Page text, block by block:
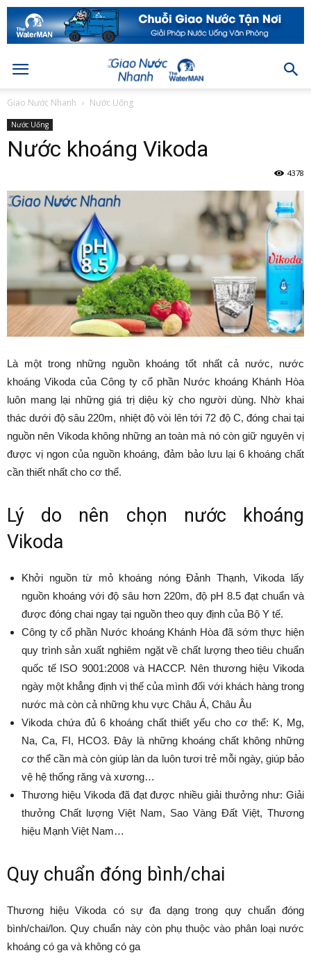
Giao Nước Nhanh Nước Uống
Nước Uống
Nước khoáng Vikoda
4378
Là một trong những nguồn khoáng tốt nhất cả nước, nước
khoáng Vikoda của Công ty cổ phần Nước khoáng Khánh Hòa
luôn mang lại những giá trị diệu kỳ cho người dùng. Nhờ khai
thác dưới độ sâu 220m, nhiệt độ vòi lên tới 72 độ C, đóng chai tại
nguồn nên Vikoda không những an toàn mà nó còn giữ nguyên vị
được vị ngon của nguồn khoáng, đảm bảo lưu lại 6 khoáng chất
cần thiết nhất cho cơ thể.
Lý do nên chọn nước khoáng
Vikoda
Khởi nguồn từ mỏ khoáng nóng Đảnh Thạnh, Vikoda lấy
nguồn khoáng với độ sâu hơn 220m, độ pH 8.5 đạt chuẩn và
được đóng chai ngay tại nguồn theo quy định của Bộ Y tế.
Công ty cổ phần Nước khoáng Khánh Hòa đã sớm thực hiện
quy trình sản xuất nghiêm ngặt về chất lượng theo tiêu chuẩn
quốc tế ISO 9001:2008 và HACCP. Nên thương hiệu Vikoda
ngày một khẳng định vị thế của mình đối với khách hàng trong
nước mà còn cả những khu vực Châu Á, Châu Âu
Vikoda chứa đủ 6 khoáng chất thiết yếu cho cơ thể: K, Mg,
Na, Ca, FI, HCO3. Đây là những khoáng chất không những
cơ thể cần mà còn giúp làn da luôn tươi trẻ mỗi ngày, giúp bảo
vệ hệ thống răng và xương…
Thương hiệu Vikoda đã đạt được nhiều giải thưởng như: Giải
thưởng Chất lượng Việt Nam, Sao Vàng Đất Việt, Thương
hiệu Mạnh Việt Nam…
Quy chuẩn đóng bình/chai
Thương hiệu Vikoda có sự đa dạng trong quy chuẩn đóng
bình/chai/lon. Quy chuẩn này còn phụ thuộc vào phân loại nước
khoáng có ga và không có ga